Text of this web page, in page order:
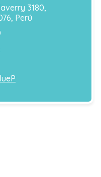
3180,
Perú